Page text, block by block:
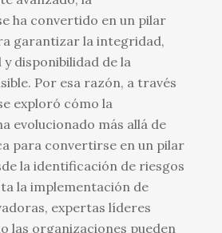
ha convertido en un pilar
garantizar la integridad,
disponibilidad de la
Por esa razón, a través
exploró cómo la
evolucionado más allá de
para convertirse en un pilar
la identificación de riesgos
la implementación de
expertas líderes
las organizaciones pueden